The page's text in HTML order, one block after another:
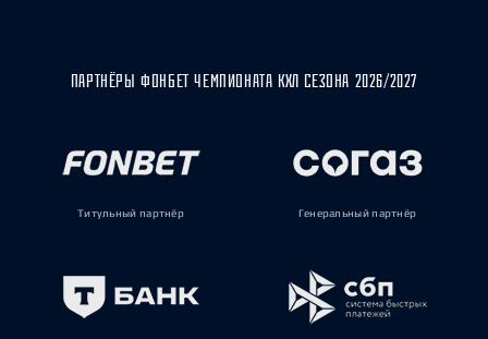
ПАРТНЁРЫ ФОНБЕТ ЧЕМПИОНАТА КХЛ СЕЗОНА 2026/2027
Титульный партнёр Генеральный партнёр